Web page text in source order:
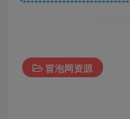
冒泡网资源